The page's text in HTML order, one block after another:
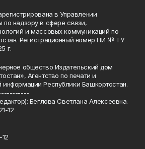
в Управлении
надзору в сфере связи,
и массовых коммуникаций по
Регистрационный номер ПИ № ТУ
г.
общество Издательский дом
Агентство по печати и
Республики Башкортостан.
Беглова Светлана Алексеевна.
12